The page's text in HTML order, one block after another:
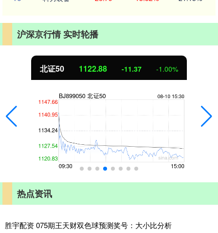
沪深京行情 实时轮播
北证50 1122.88 -11.37 -1.00%
热点资讯
胜宇配资 075期王天财双色球预测奖号：大小比分析